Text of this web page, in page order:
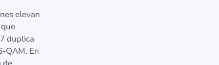
elevan
duplica
En